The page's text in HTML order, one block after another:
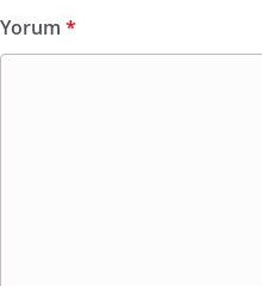
Yorum *